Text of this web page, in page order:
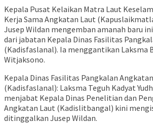
Kepala Pusat Kelaikan Matra Laut
Kerja Sama Angkatan Laut
Jusep Wildan mengemban amanah baru
dari jabatan Kepala Dinas Fasilitas
(Kadisfaslanal). Ia menggantikan Laksma
Witjaksono.
Kepala Dinas Fasilitas Pangkalan
(Kadisfaslanal): Laksma Teguh Kadyat
menjabat Kepala Dinas Penelitian dan
Angkatan Laut (Kadislitbangal) kini
ditinggalkan Jusep Wildan.